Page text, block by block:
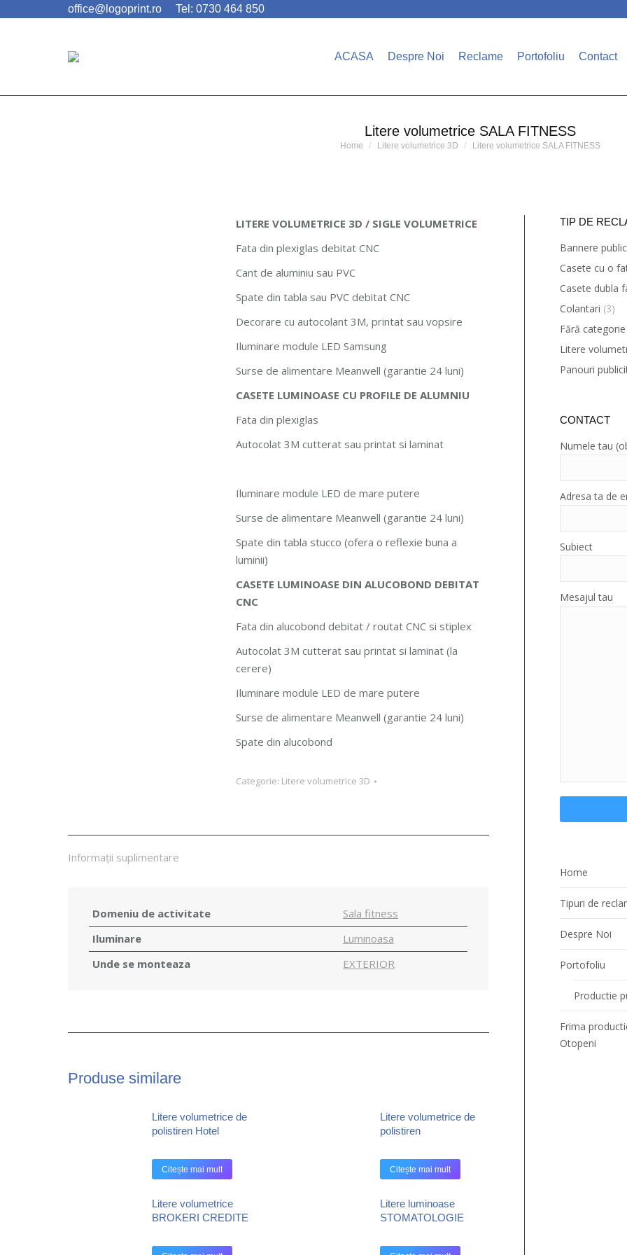
office@logoprint.ro Tel: 0730 464 850
ACASA Despre Noi Reclame Portofoliu Contact
Litere volumetrice SALA FITNESS
You are here:
Home Litere volumetrice 3D Litere volumetrice SALA FITNESS
LITERE VOLUMETRICE 3D / SIGLE VOLUMETRICE
Fata din plexiglas debitat CNC
Cant de aluminiu sau PVC
Spate din tabla sau PVC debitat CNC
Decorare cu autocolant 3M, printat sau vopsire
Iluminare module LED Samsung
Surse de alimentare Meanwell (garantie 24 luni)
CASETE LUMINOASE CU PROFILE DE ALUMNIU
Fata din plexiglas
Autocolat 3M cutterat sau printat si laminat
Iluminare module LED de mare putere
Surse de alimentare Meanwell (garantie 24 luni)
Spate din tabla stucco (ofera o reflexie buna a
luminii)
CASETE LUMINOASE DIN ALUCOBOND DEBITAT
CNC
Fata din alucobond debitat / routat CNC si stiplex
Autocolat 3M cutterat sau printat si laminat (la
cerere)
Iluminare module LED de mare putere
Surse de alimentare Meanwell (garantie 24 luni)
Spate din alucobond
Categorie: Litere volumetrice 3D
Informații suplimentare
Domeniu de activitate
Sala fitness
Iluminare
Luminoasa
Unde se monteaza
EXTERIOR
Produse similare
Litere volumetrice de
polistiren Hotel
Citește mai mult
Litere volumetrice de
polistiren
Citește mai mult
Litere volumetrice
BROKERI CREDITE
Litere luminoase
STOMATOLOGIE
TIP DE
Bannere
Casete cu o
Casete dubla
Colantari (3)
Fără categorie
Litere
Panouri
CONTACT
Numele tau
Adresa ta de
Subiect
Mesajul tau
Home
Tipuri de
Despre Noi
Portofoliu
Productie
Frima
Otopeni